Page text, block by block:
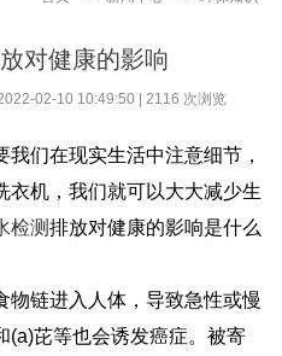
对健康的影响
02-10 10:49:50 | 2116 次浏览
们在现实生活中注意细节，
衣机，我们就可以大大减少生
检测排放对健康的影响是什么
链进入人体，导致急性或慢
(a)芘等也会诱发癌症。被寄